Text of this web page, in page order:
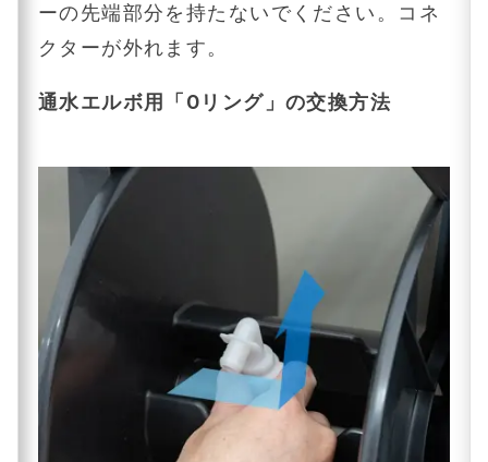
ーの先端部分を持たないでください。コネ
クターが外れます。
通水エルボ用「Oリング」の交換方法